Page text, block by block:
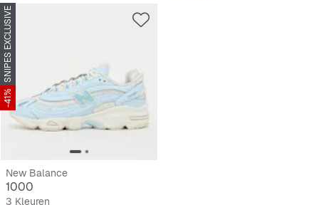
SNIPES EXCLUSIVE
-41%
New Balance
1000
3 Kleuren